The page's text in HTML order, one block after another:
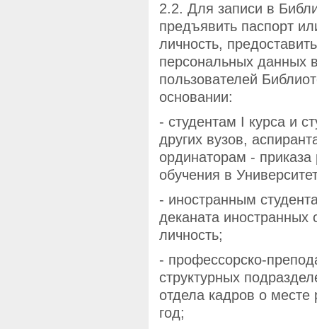
2.2. Для записи в
предъявить паспорт
личность,
персональных данных
пользователей
основании:
- студентам I курса и
других вузов,
ординаторам - приказа
обучения в
- иностранным
деканата иностранных
личность;
- профессорско-
структурных
отдела кадров о месте
год;